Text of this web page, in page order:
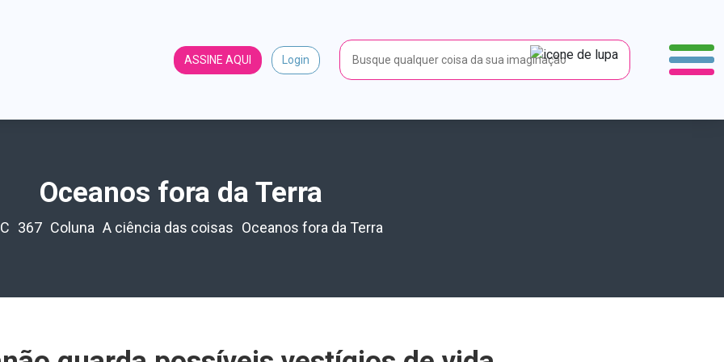
ASSINE AQUI Login
Oceanos fora da Terra
367 Coluna A ciência das coisas Oceanos fora da Terra